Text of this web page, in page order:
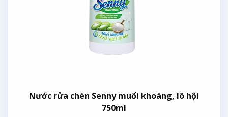
Nước rửa chén Senny muối khoáng, lô hội
750ml